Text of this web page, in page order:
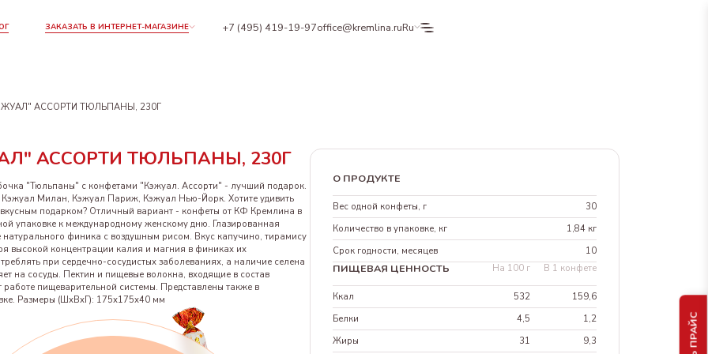
ЗАКАЗАТЬ В ИНТЕРНЕТ-МАГАЗИНЕ +7 (495) 419-19-97office@kremlina.ruRu
АССОРТИ ТЮЛЬПАНЫ, 230Г
АССОРТИ ТЮЛЬПАНЫ, 230Г
"Тюльпаны" с конфетами "Кэжуал. Ассорти" - лучший подарок.
Кэжуал Милан, Кэжуал Париж, Кэжуал Нью-Йорк. Хотите удивить
подарком? Отличный вариант - конфеты от КФ Кремлина в
упаковке к международному женскому дню. Глазированная
натурального финика с воздушным рисом. Вкус капучино, тирамису
высокой концентрации калия и магния в финиках их
при сердечно-сосудистых заболеваниях, а наличие селена
на сосуды. Пектин и пищевые волокна, входящие в состав
пищеварительной системы. Представлены также в
Размеры (ШхВхГ): 175х175х40 мм
О ПРОДУКТЕ
Вес одной конфеты, г
30
Количество в упаковке, кг
1,84 кг
Срок годности, месяцев
10
ПИЩЕВАЯ ЦЕННОСТЬ На 100 г В 1 конфете
Ккал 532
159,6
Белки
4,5
1,2
Жиры
31 9,3